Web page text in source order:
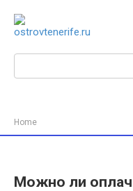
контенту
Поиск:
Home
Можно ли